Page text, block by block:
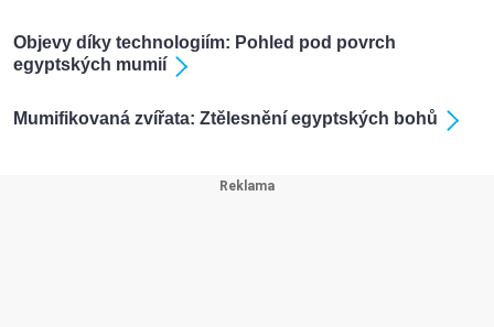
Objevy díky technologiím: Pohled pod povrch
egyptských mumií
Mumifikovaná zvířata: Ztělesnění egyptských bohů